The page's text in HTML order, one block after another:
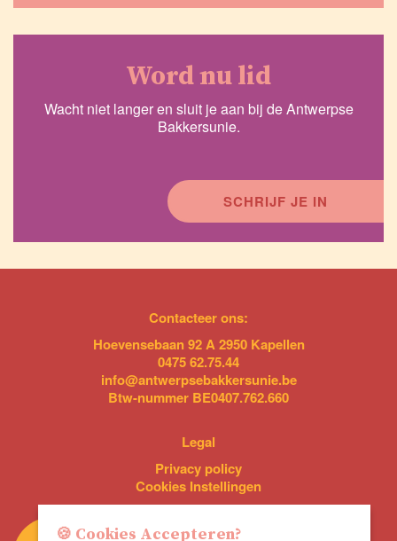
Word nu lid
Wacht niet langer en sluit je aan bij de Antwerpse
Bakkersunie.
SCHRIJF JE IN
Contacteer ons:
Hoevensebaan 92 A 2950 Kapellen
0475 62.75.44
info@antwerpsebakkersunie.be
Btw-nummer BE0407.762.660
Legal
Privacy policy
Cookies Instellingen
🍪 Cookies Accepteren?